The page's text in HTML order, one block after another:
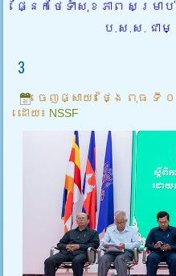
ផ្នែកថែទាំសុខភាព សម្
ប.ស.ស. ជា
3
ចេញផ្សាយ៖ ថ្ងៃ ពុធ ទី
ដោយ៖ NSSF